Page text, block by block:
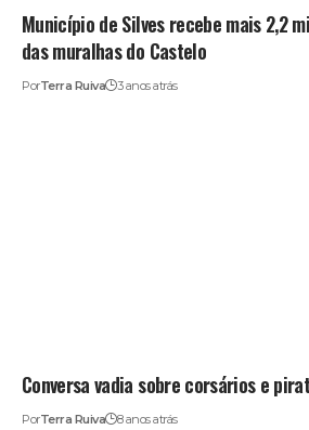
Município de Silves recebe mais 2,2
das muralhas do Castelo
PorTerra Ruiva 3 anos atrás
Conversa vadia sobre corsários e
PorTerra Ruiva 8 anos atrás